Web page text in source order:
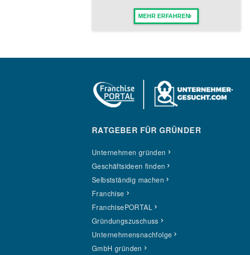
MEHR ERFAHREN
RATGEBER FÜR GRÜNDER
Unternehmen gründen
Geschäftsideen finden
Selbstständig machen
Franchise
FranchisePORTAL
Gründungszuschuss
Unternehmensnachfolge
GmbH gründen